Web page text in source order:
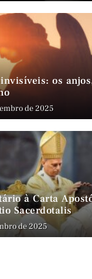
os
de 2025
à Carta
Sacerdotalis
de 2025